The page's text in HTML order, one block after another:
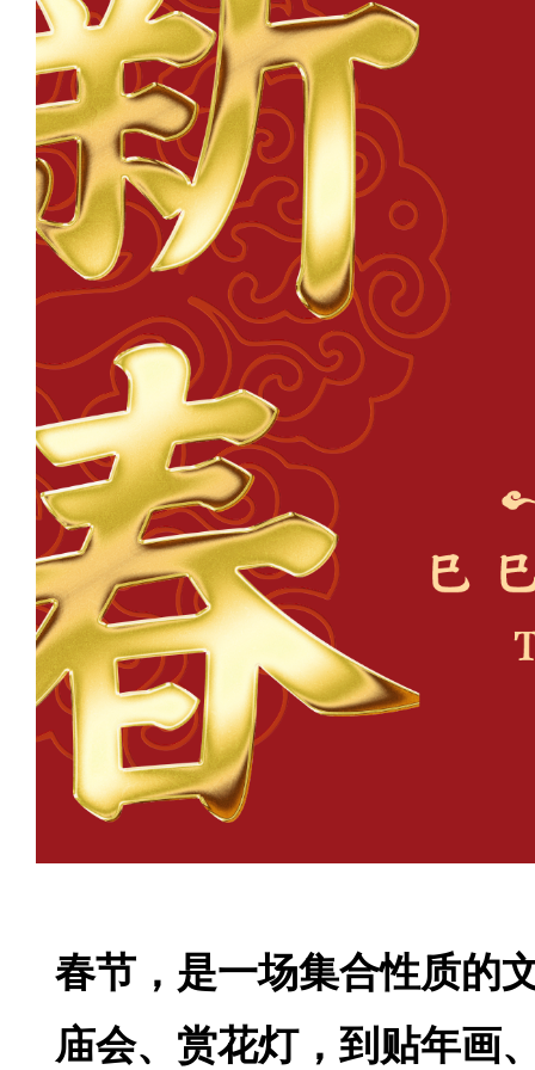
春节，是一场集合性质的
庙会、赏花灯，到贴年画